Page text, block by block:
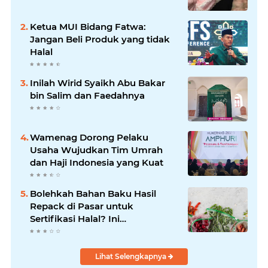
Ketua MUI Bidang Fatwa:
Jangan Beli Produk yang tidak
Halal
Inilah Wirid Syaikh Abu Bakar
bin Salim dan Faedahnya
Wamenag Dorong Pelaku
Usaha Wujudkan Tim Umrah
dan Haji Indonesia yang Kuat
Bolehkah Bahan Baku Hasil
Repack di Pasar untuk
Sertifikasi Halal? Ini
Penjelasannya
Lihat Selengkapnya